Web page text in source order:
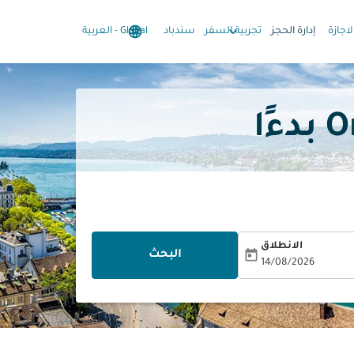
إدارة الحجز تجربية السفر
keyboard_arrow_down سندباد language
Global
- العربية keyboard_arrow_down
الانطلاق
14/08/2026
today البحث